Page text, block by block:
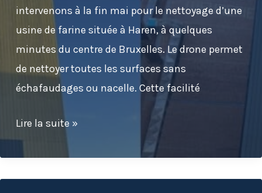
intervenons à la fin mai pour le nettoyage d’une
usine de farine située à Haren, à quelques
minutes du centre de Bruxelles. Le drone permet
de nettoyer toutes les surfaces sans
échafaudages ou nacelle. Cette facilité
Nettoyage
par
drone
d’un
Lire la suite »